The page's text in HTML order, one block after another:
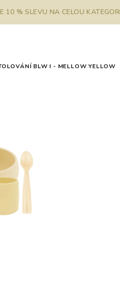
10 % SLEVU NA CELOU
BLW I - MELLOW YELLOW